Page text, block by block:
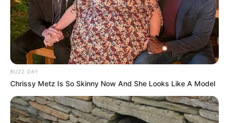
BUZZ DAY
Chrissy Metz Is So Skinny Now And She Looks Like A Model